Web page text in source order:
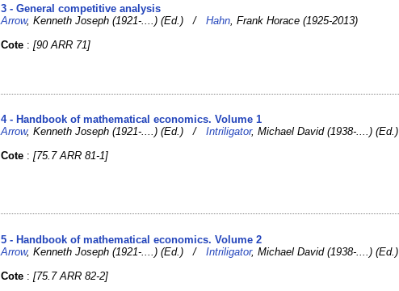
3 - General competitive analysis
Arrow, Kenneth Joseph (1921-....) (Ed.) /Hahn , Frank Horace (1925-2013)
Cote :[90 ARR 71]
4 - Handbook of mathematical economics. Volume 1
Arrow, Kenneth Joseph (1921-....) (Ed.) /Intriligator, Michael David (1938-....) (Ed.)
Cote :[75.7 ARR 81-1]
5 - Handbook of mathematical economics. Volume 2
Arrow, Kenneth Joseph (1921-....) (Ed.) /Intriligator, Michael David (1938-....) (Ed.)
Cote :[75.7 ARR 82-2]